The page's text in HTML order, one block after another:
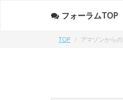
フォーラムTOP
TOP アマゾンから